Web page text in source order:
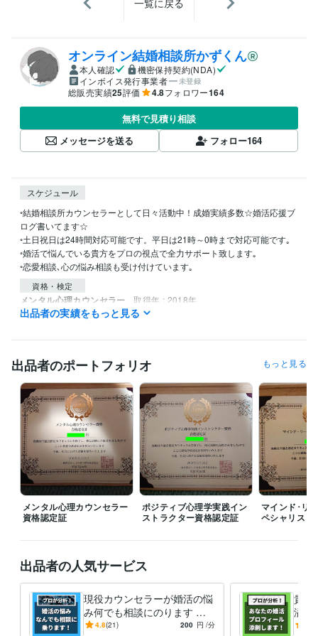
オンライン結婚相談所かずくん
本人確認
機密保持契約(NDA)
インボイス発行事業者
未登録
総販売実績25評価 4.8フォロワー164
無料で見積り相談
メッセージを送る
フォロー164
スケジュール
◦結婚相談所カウンセラーとして日々活動中！成婚実績多数☆婚活応援ブ
ログ書いてます☆
◦土日祝日は24時間対応可能です。平日は21時～0時まで対応可能です｡
◦婚活で悩んでいる貴方をプロの視点で全力サポート致します｡
◦恋愛相談､心の悩み相談も受け付けています｡
資格・検定
メンタル心理カウンセラー 取得年 : 2018年
ポジティブ心理学実践インストラクター
得意分野
人間関係 相談
婚活 恋愛 悩み 人間関係 話相手 愚痴聞き
出品者の実績をもっと見る
出品者のポートフォリオ もっと見る
メンタル心理カウンセラー
資格認定証
ポジティブ心理学実践イン
ストラクター資格認定証
マインド･リ
ペシャリスト
出品者の人気サービス
現役カウンセラーが婚活の悩
み何でも相談にのります パ
ーティー･お見合い･LINE･デ
4.8(21) 200 円 /分
貴方
溢れ
活の